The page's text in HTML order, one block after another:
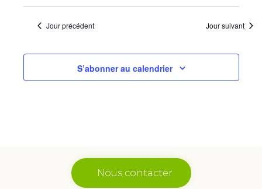
Jour précédent Jour suivant
S’abonner au calendrier
Nous contacter